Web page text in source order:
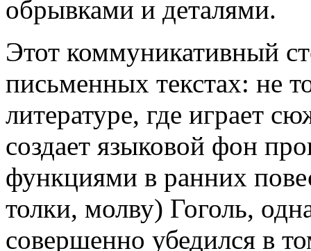
обрывками и деталями.
Этот коммуникативный
письменных текстах: не
литературе, где играет
создает языковой фон
функциями в ранних
толки, молву) Гоголь,
совершенно убедился в